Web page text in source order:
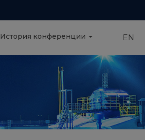
История конференции EN